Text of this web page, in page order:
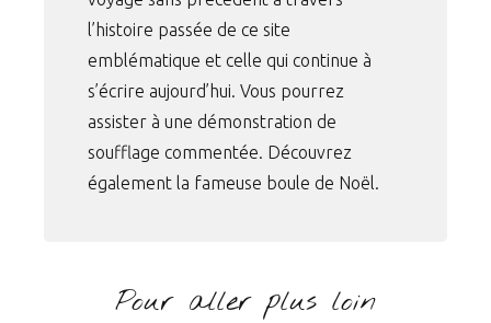
l’histoire passée de ce site
emblématique et celle qui continue à
s’écrire aujourd’hui. Vous pourrez
assister à une démonstration de
soufflage commentée. Découvrez
également la fameuse boule de Noël.
Pour aller plus loin